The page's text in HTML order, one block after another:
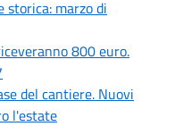
storica: marzo di
800 euro.
del cantiere. Nuovi
l'estate